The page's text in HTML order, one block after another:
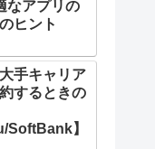
なアプリの
ヒント
手キャリア
するときの
SoftBank】